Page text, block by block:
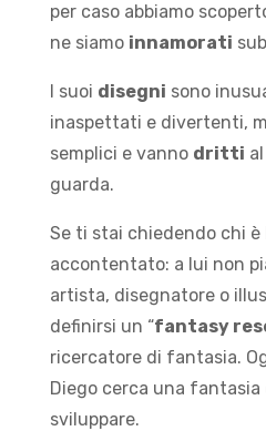
per caso abbiamo
ne siamo innamorati
I suoi disegni sono
inaspettati e divertenti,
semplici e vanno dritti al
guarda.
Se ti stai chiedendo chi è
accontentato: a lui non
artista, disegnatore o
definirsi un “fantasy
ricercatore di fantasia.
Diego cerca una fantasia
sviluppare.